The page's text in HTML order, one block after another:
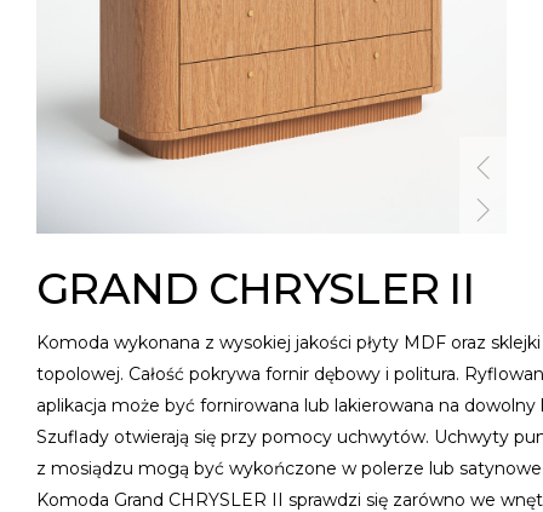
GRAND CHRYSLER II
Komoda wykonana z wysokiej jakości płyty MDF oraz sklejki
topolowej. Całość pokrywa fornir dębowy i politura.
aplikacja może być fornirowana lub lakierowana na dowolny
Szuflady otwierają się przy pomocy uchwytów. Uchwyty
z mosiądzu mogą być wykończone w polerze lub
Komoda Grand CHRYSLER II sprawdzi się zarówno we